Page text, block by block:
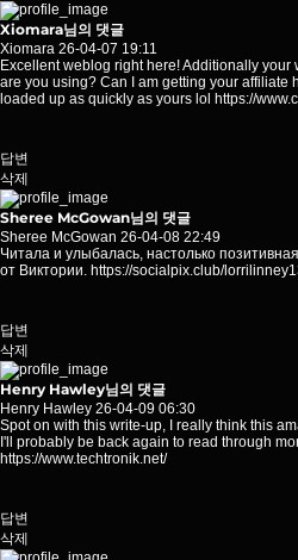
Xiomara님의 댓글
Xiomara 26-04-07 19:11
Excellent weblog right here! Additionally your
are you using? Can I am getting your affiliate
loaded up as quickly as yours lol https://
답변
삭제
Sheree McGowan님의 댓글
Sheree McGowan 26-04-08 22:49
Читала и улыбалась, настолько
от Виктории. https://socialpix.club/
답변
삭제
Henry Hawley님의 댓글
Henry Hawley 26-04-09 06:30
Spot on with this write-up, I really think this
I'll probably be back again to read through
https://www.techtronik.net/
답변
삭제